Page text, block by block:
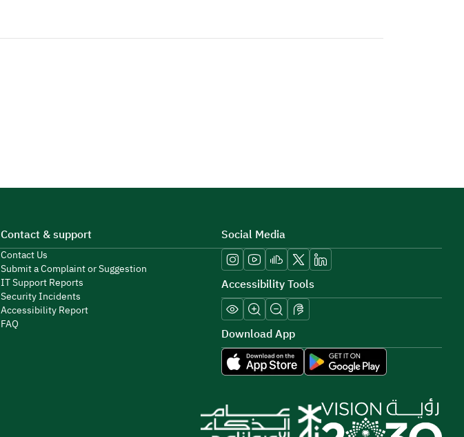
Contact & support
Contact Us
Submit a Complaint or Suggestion
IT Support Reports
Security Incidents
Accessibility Report
FAQ
Social Media
Accessibility Tools
Download App